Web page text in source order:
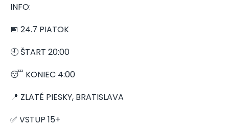
INFO:
📅 24.7 PIATOK
🕘 ŠTART 20:00
😴 KONIEC 4:00
📍 ZLATÉ PIESKY, BRATISLAVA
✅ VSTUP 15+